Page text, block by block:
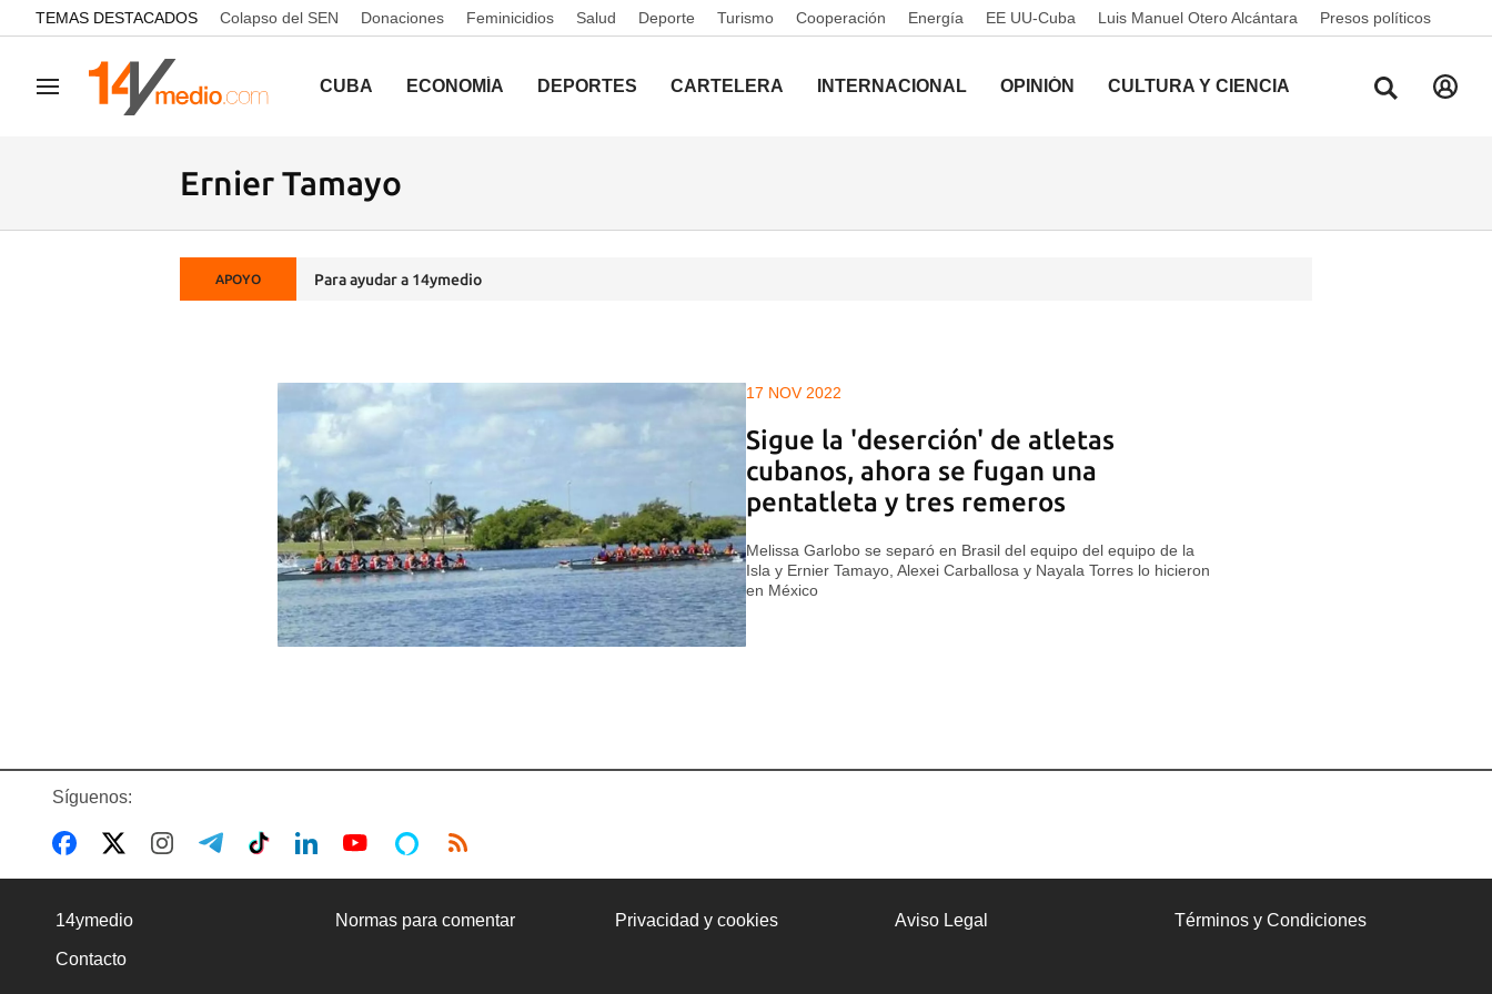
common.go-to-content
TEMAS DESTACADOS Colapso del SEN Donaciones Feminicidios Salud Deporte Turismo Cooperación Energía EE UU-Cuba Luis Manuel Otero Alcántara Presos políticos
Navegación CUBA ECONOMÍA DEPORTES CARTELERA INTERNACIONAL OPINIÓN CULTURA Y CIENCIA
Ernier Tamayo
APOYO Para ayudar a 14ymedio
17 NOV 2022
Sigue la 'deserción' de atletas
cubanos, ahora se fugan una
pentatleta y tres remeros
Melissa Garlobo se separó en Brasil del equipo del equipo de la
Isla y Ernier Tamayo, Alexei Carballosa y Nayala Torres lo hicieron
en México
Síguenos:
14ymedio Normas para comentar Privacidad y cookies Aviso Legal Términos y Condiciones
Contacto